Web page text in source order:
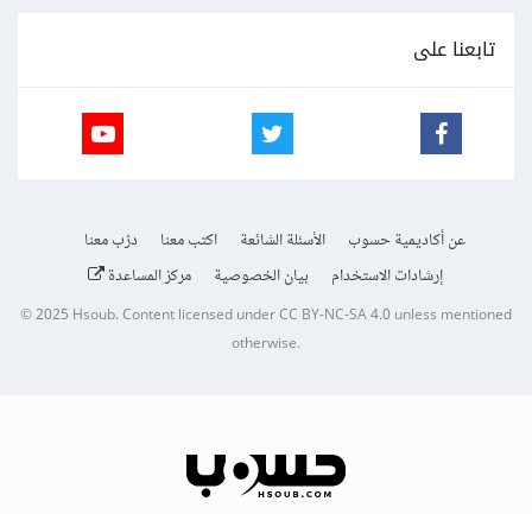
تابعنا على
عن أكاديمية حسوب الأسئلة الشائعة اكتب معنا
درّب معنا
إرشادات الاستخدام
بيان الخصوصية مركز المساعدة
© 2025Hsoub.Content licensed underCC BY-NC-SA 4.0unless mentioned
otherwise.